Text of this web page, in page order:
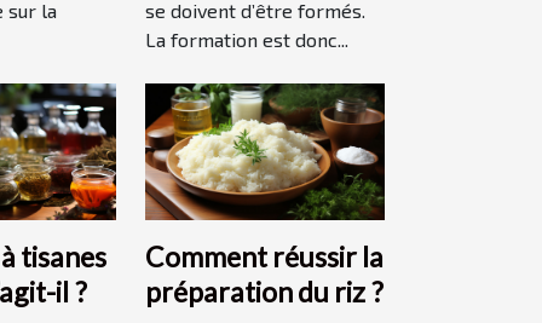
sur la
se doivent d’être formés.
La formation est donc...
tisanes
il ?
Comment réussir la
préparation du riz ?